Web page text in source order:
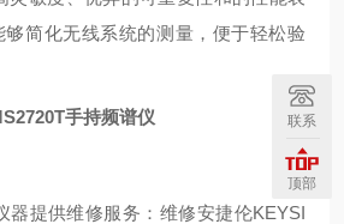
够简化无线系统的测量，便于轻松验
手持频谱仪
器提供维修服务：维修安捷伦KEYSI
联系
顶部